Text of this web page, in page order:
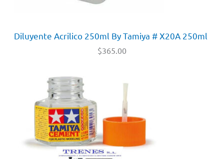
Diluyente Acrilico 250ml By Tamiya # X20A 250ml
$365.00